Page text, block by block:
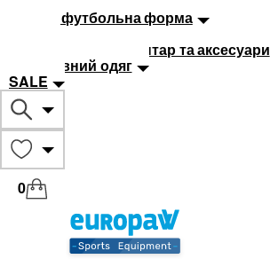
Дитяча футбольна форма
Тренувальний інвентар та аксесуари
Спортивний одяг
SALE
0